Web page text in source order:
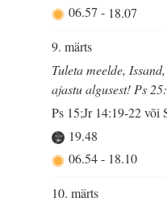
06.57 - 18.07
9. märts
Tuleta meelde,
ajastu algusest! Ps
Ps 15;Jr 14:19-22
19.48
06.54- 18.10
10. märts